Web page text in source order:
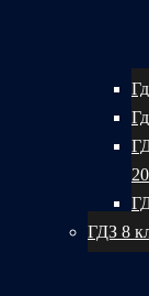
ГДЗ 8